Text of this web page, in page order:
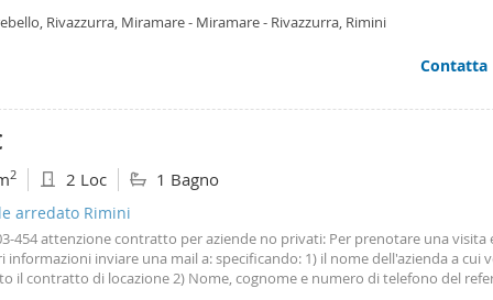
vasca, tre balconi. Al piano terra posto auto scoperto di proprietà.
garanzie fideiussorie e documenti quali contratti a tempo indeterminato
Rivazzurra, Miramare - Miramare - Rivazzurra, Rimini
Contatta
2 2 Loc 1 Bagno
arredato Rimini
454 attenzione contratto per aziende no privati: Per prenotare una visita
informazioni inviare una mail a: specificando: 1) il nome dell'azienda a cui
il contratto di locazione 2) Nome, cognome e numero di telefono del